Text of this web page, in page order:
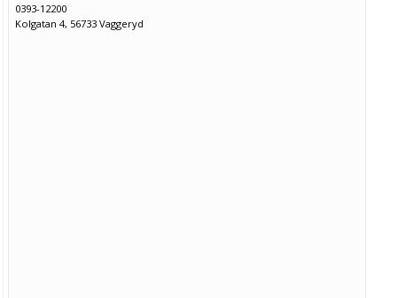
0393-12200
Kolgatan 4, 56733 Vaggeryd